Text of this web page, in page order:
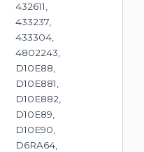
432611,
433237,
433304,
4802243,
D10E88,
D10E881,
D10E882,
D10E89,
D10E90,
D6RA64,